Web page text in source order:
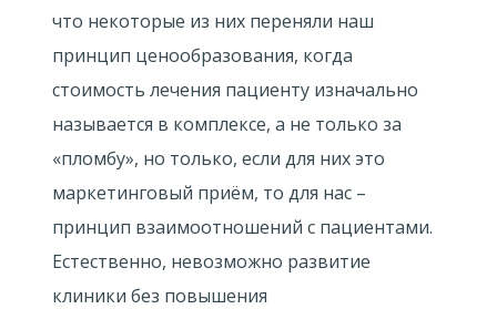
что некоторые из них переняли наш
принцип ценообразования, когда
стоимость лечения пациенту изначально
называется в комплексе, а не только за
«пломбу», но только, если для них это
маркетинговый приём, то для нас –
принцип взаимоотношений с пациентами.
Естественно, невозможно развитие
клиники без повышения